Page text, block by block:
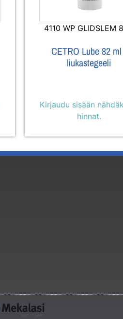
4110 WP GLIDSLEM
CETRO Lube 82
liukastegeeli
Kirjaudu sisään
hinnat.